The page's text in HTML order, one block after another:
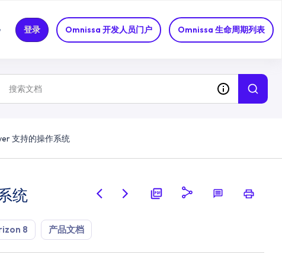
Omnissa 开发人员门户 Omnissa 生命周期列表
登录
支持的操作系统
统
8 产品文档